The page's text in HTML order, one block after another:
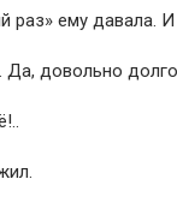
раз» ему давала.
Да, довольно